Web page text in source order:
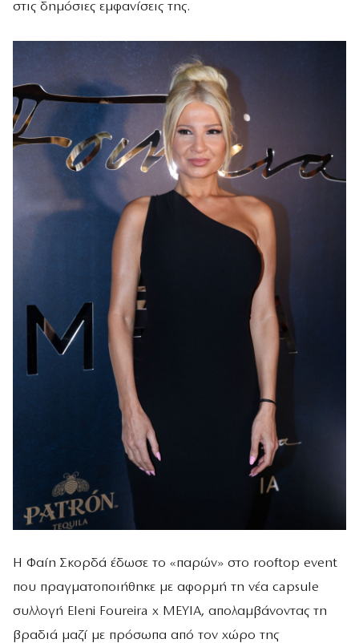
στις δημόσιες εμφανίσεις της.
Η Φαίη Σκορδά έδωσε το «παρών» στο rooftop event
που πραγματοποιήθηκε με αφορμή τη νέα capsule
συλλογή Eleni Foureira x MEYIA, απολαμβάνοντας τη
βραδιά μαζί με πρόσωπα από τον χώρο της